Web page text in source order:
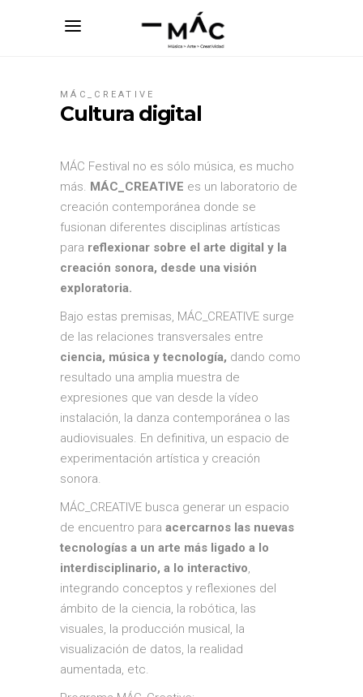
MÁC_CREATIVE
Cultura digital
MÁC Festival no es sólo música, es mucho
más. MÁC_CREATIVE es un laboratorio de
creación contemporánea donde se
fusionan diferentes disciplinas artísticas
para reflexionar sobre el arte digital y la
creación sonora, desde una visión
exploratoria.
Bajo estas premisas, MÁC_CREATIVE surge
de las relaciones transversales entre
ciencia, música y tecnología, dando como
resultado una amplia muestra de
expresiones que van desde la vídeo
instalación, la danza contemporánea o las
audiovisuales. En definitiva, un espacio de
experimentación artística y creación
sonora.
MÁC_CREATIVE busca generar un espacio
de encuentro para acercarnos las nuevas
tecnologías a un arte más ligado a lo
interdisciplinario, a lo interactivo,
integrando conceptos y reflexiones del
ámbito de la ciencia, la robótica, las
visuales, la producción musical, la
visualización de datos, la realidad
aumentada, etc.
CREATIVE